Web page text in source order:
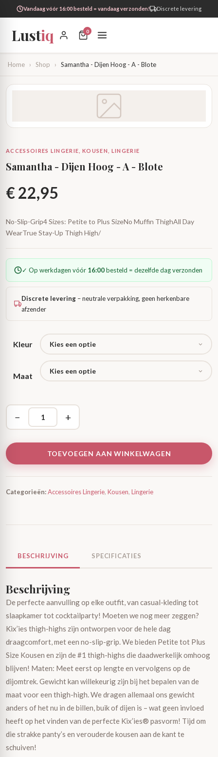
Vandaag vóór 16:00 besteld = vandaag verzonden! Discrete levering
Lustiq 0
Home › Shop › Samantha - Dijen Hoog - A - Blote
ACCESSOIRES LINGERIE, KOUSEN, LINGERIE
Samantha - Dijen Hoog - A - Blote
€22,95
No-Slip-Grip4 Sizes: Petite to Plus SizeNo Muffin ThighAll Day
WearTrue Stay-Up Thigh High/
✓ Op werkdagen vóór 16:00besteld = dezelfde dag verzonden
Discrete levering – neutrale verpakking, geen herkenbare
afzender
Kleur
Maat
− +
TOEVOEGEN AAN WINKELWAGEN
Categorieën:Accessoires Lingerie, Kousen, Lingerie
BESCHRIJVING SPECIFICATIES
Beschrijving
De perfecte aanvulling op elke outfit, van casual-kleding tot
slaapkamer tot cocktailparty! Moeten we nog meer zeggen?
Kix’ies thigh-highs zijn ontworpen voor de hele dag
draagcomfort, met een no-slip-grip. We bieden Petite tot Plus
Size Kousen en zijn de #1 thigh-highs die daadwerkelijk omhoog
blijven! Maten: Meet eerst op lengte en vervolgens op de
dijomtrek. Gewicht kan willekeurig zijn bij het bepalen van de
maat voor een thigh-high. We dragen allemaal ons gewicht
anders of het nu in de billen, buik of dijen is – wat geen invloed
heeft op het vinden van de perfecte Kix’ies® pasvorm! Tijd om
die strakke panty’s en verouderde kousen aan de kant te
schuiven!